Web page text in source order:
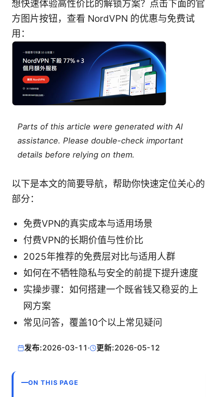
想快速体验高性价比的解锁方案？点击下面的官
方图片按钮，查看 NordVPN 的优惠与免费试
用：
Parts of this article were generated with AI
assistance. Please double-check important
details before relying on them.
以下是本文的简要导航，帮助你快速定位关心的
部分：
免费VPN的真实成本与适用场景
付费VPN的长期价值与性价比
2025年推荐的免费层对比与适用人群
如何在不牺牲隐私与安全的前提下提升速度
实操步骤：如何搭建一个既省钱又稳妥的上
网方案
常见问答，覆盖10个以上常见疑问
发布:2026-03-11 · 更新:2026-05-12
ON THIS PAGE